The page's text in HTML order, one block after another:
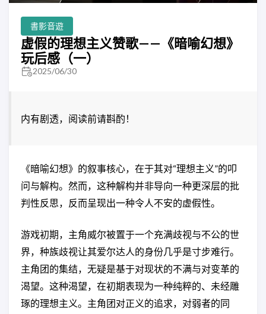
書影音遊
虚假的理想主义赞歌——《暗喻幻想》
玩后感（一）
2025/06/30
内有剧透，阅读前请斟酌！
《暗喻幻想》的叙事核心，在于其对“理想主义”的叩
问与解构。然而，这种解构并非导向一种更深层的批
判性反思，反而呈现出一种令人不安的虚假性。
游戏初期，主角威尔被置于一个充满歧视与不公的世
界，种族歧视让其爱尔达人的身份几乎是寸步难行。
主角团的集结，无疑是基于对现状的不满与对变革的
渴望。这种渴望，在初期表现为一种纯粹的、未经雕
琢的理想主义。主角团对正义的追求，对弱者的同